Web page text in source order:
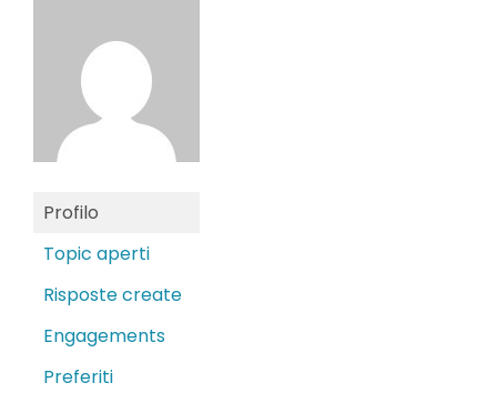
Profilo
Topic aperti
Risposte create
Engagements
Preferiti